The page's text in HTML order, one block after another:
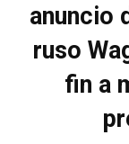
anuncio
ruso
fin a